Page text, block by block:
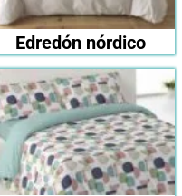
Edredón nórdico